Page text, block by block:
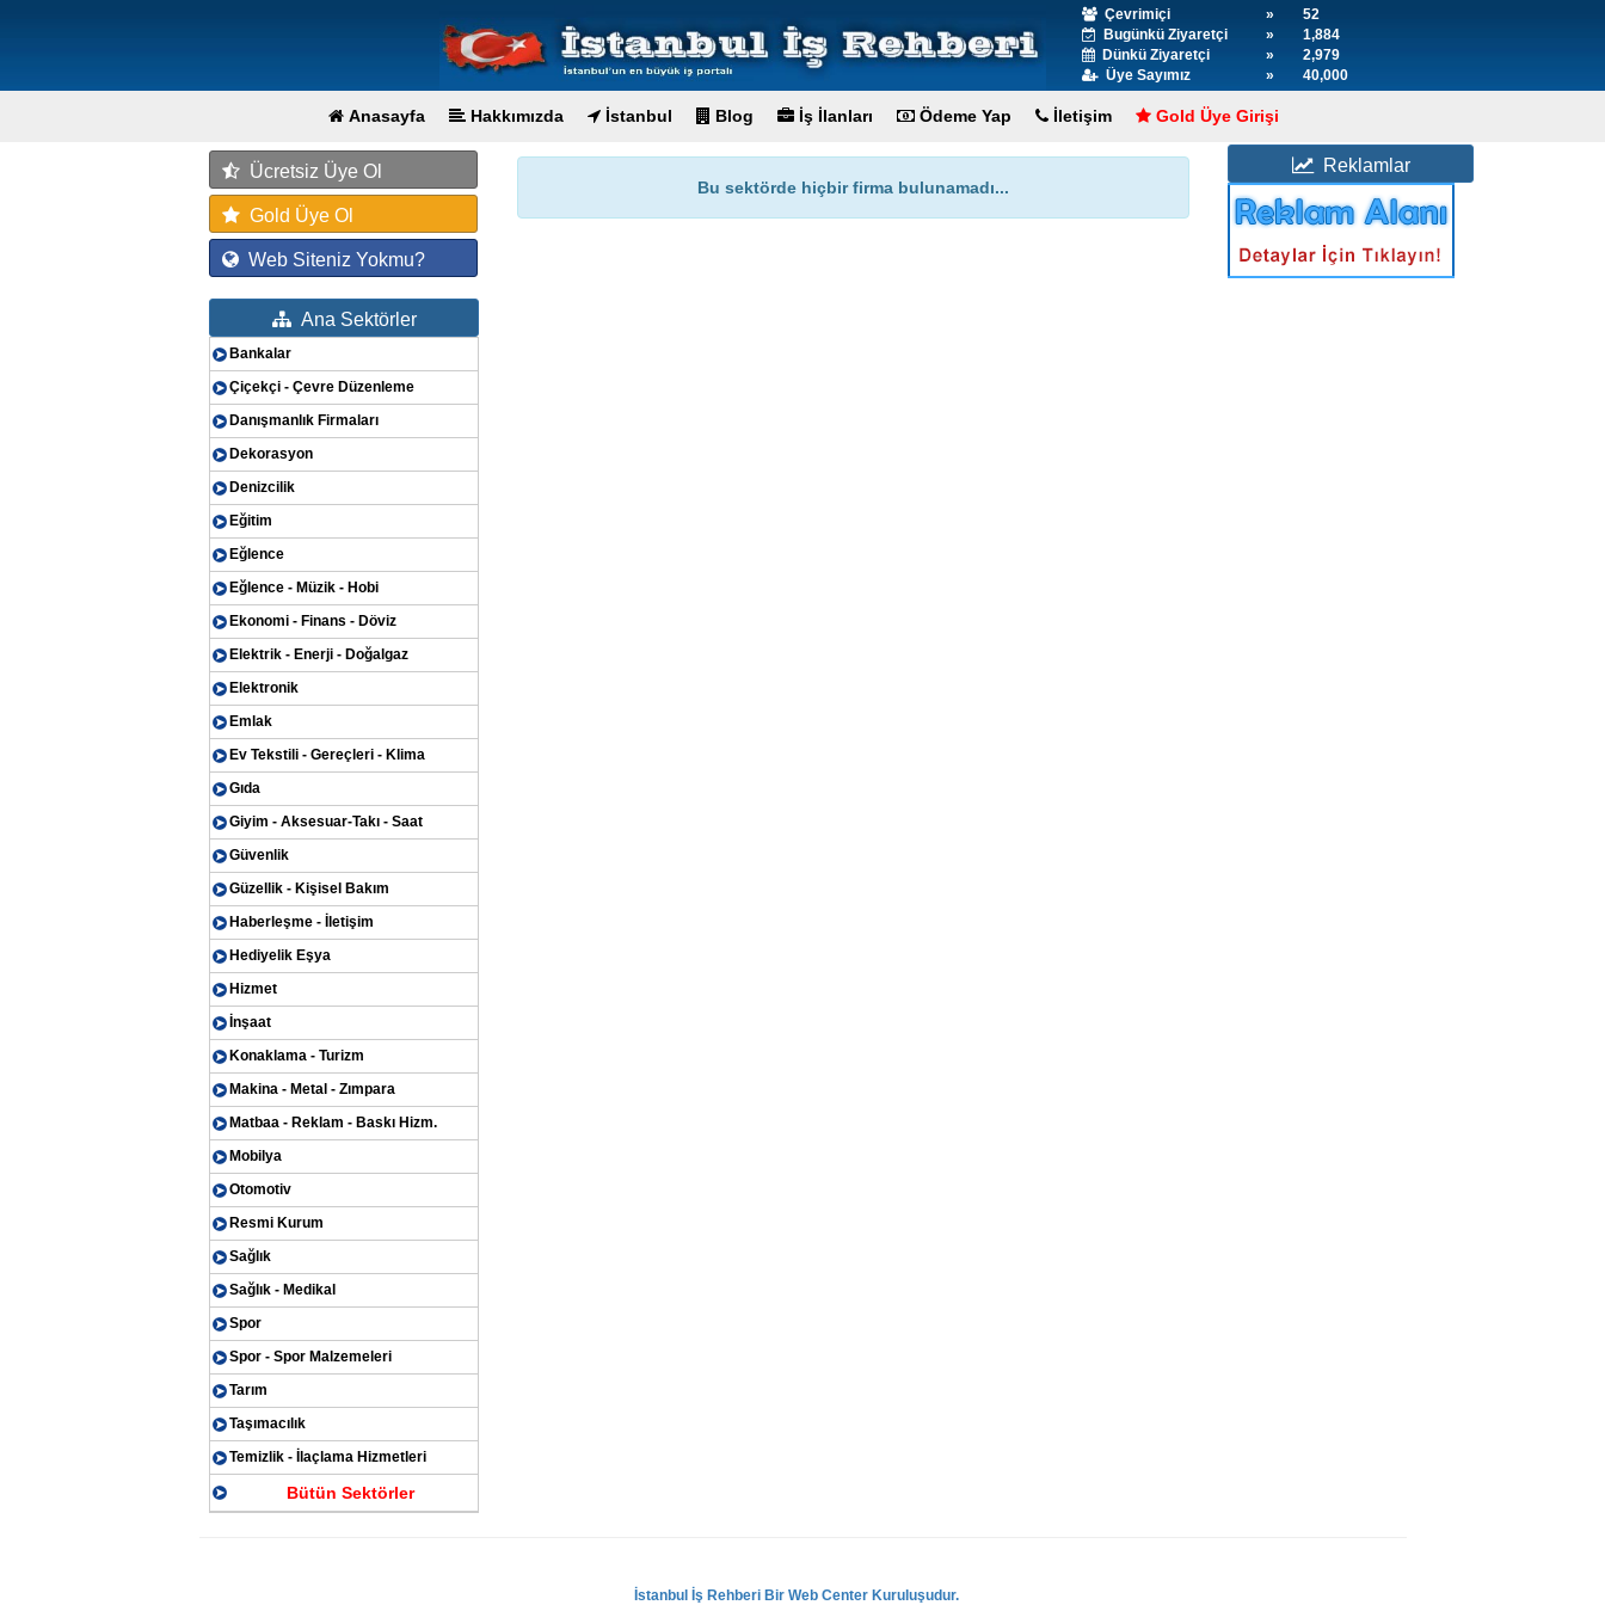
Çevrimiçi »
52
Bugünkü Ziyaretçi
»
1,884
Dünkü Ziyaretçi
»
2,979
Üye Sayımız
» 40,000
Anasayfa Hakkımızda İstanbul Blog İş İlanları Ödeme Yap İletişim Gold Üye Girişi
Ücretsiz Üye Ol
Gold Üye Ol
Web Siteniz Yokmu?
Ana Sektörler
Bankalar
Çiçekçi - Çevre Düzenleme
Danışmanlık Firmaları
Dekorasyon
Denizcilik
Eğitim
Eğlence
Eğlence - Müzik - Hobi
Ekonomi - Finans - Döviz
Elektrik - Enerji - Doğalgaz
Elektronik
Emlak
Ev Tekstili - Gereçleri - Klima
Gıda
Giyim - Aksesuar-Takı - Saat
Güvenlik
Güzellik - Kişisel Bakım
Haberleşme - İletişim
Hediyelik Eşya
Hizmet
İnşaat
Konaklama - Turizm
Makina - Metal - Zımpara
Matbaa - Reklam - Baskı Hizm.
Mobilya
Otomotiv
Resmi Kurum
Sağlık
Sağlık - Medikal
Spor
Spor - Spor Malzemeleri
Tarım
Taşımacılık
Temizlik - İlaçlama Hizmetleri
Bütün Sektörler
Bu sektörde hiçbir firma bulunamadı...
Reklamlar
İstanbul İş Rehberi Bir Web Center Kuruluşudur.